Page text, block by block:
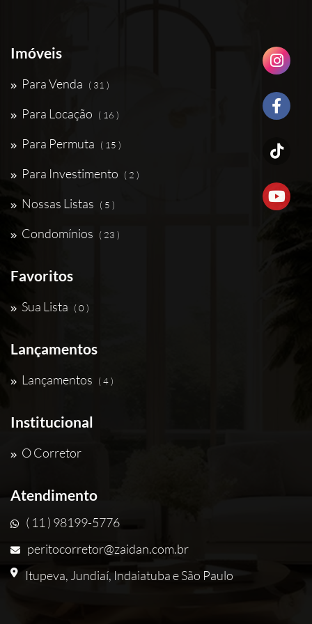
Imóveis
Para Venda ( 31 )
Para Locação ( 16 )
Para Permuta ( 15 )
Para Investimento ( 2 )
Nossas Listas ( 5 )
Condomínios ( 23 )
Favoritos
Sua Lista ( 0 )
Lançamentos
Lançamentos ( 4 )
Institucional
O Corretor
Atendimento
( 11 ) 98199-5776
peritocorretor@zaidan.com.br
Itupeva, Jundiaí, Indaiatuba e São Paulo